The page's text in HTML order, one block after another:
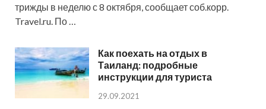
трижды в неделю с 8 октября, сообщает соб.корр.
Travel.ru. По …
Как поехать на отдых в
Таиланд: подробные
инструкции для туриста
29.09.2021